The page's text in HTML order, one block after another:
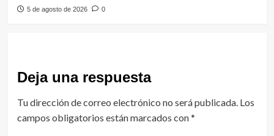
5 de agosto de 2026 0
Deja una respuesta
Tu dirección de correo electrónico no será publicada. Los
campos obligatorios están marcados con*